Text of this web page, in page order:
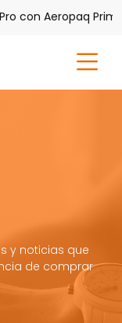
con Aeropaq Prime
y noticias que
de comprar